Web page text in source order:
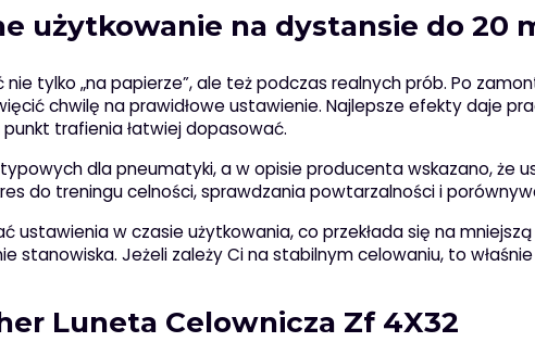
użytkowanie na dystansie do 20
tylko „na papierze”, ale też podczas realnych prób. Po
chwilę na prawidłowe ustawienie. Najlepsze efekty daje
trafienia łatwiej dopasować.
dla pneumatyki, a w opisie producenta wskazano, że
do treningu celności, sprawdzania powtarzalności i
ustawienia w czasie użytkowania, co przekłada się na
stanowiska. Jeżeli zależy Ci na stabilnym celowaniu, to
Luneta Celownicza Zf 4X32